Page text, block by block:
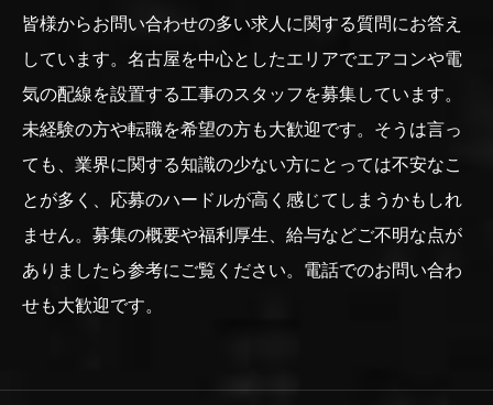
皆様からお問い合わせの多い求人に関する質問にお答え
しています。名古屋を中心としたエリアでエアコンや電
気の配線を設置する工事のスタッフを募集しています。
未経験の方や転職を希望の方も大歓迎です。そうは言っ
ても、業界に関する知識の少ない方にとっては不安なこ
とが多く、応募のハードルが高く感じてしまうかもしれ
ません。募集の概要や福利厚生、給与などご不明な点が
ありましたら参考にご覧ください。電話でのお問い合わ
せも大歓迎です。